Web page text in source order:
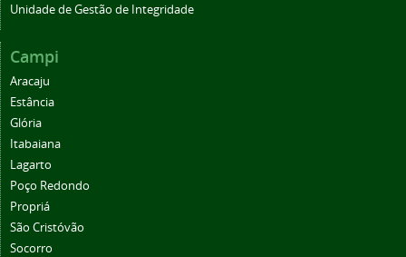
Unidade de Gestão de Integridade
Campi
Aracaju
Estância
Glória
Itabaiana
Lagarto
Poço Redondo
Propriá
São Cristóvão
Socorro